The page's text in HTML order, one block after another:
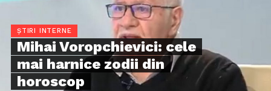
ȘTIRI INTERNE
Mihai Voropchievici: cele
mai harnice zodii din
horoscop